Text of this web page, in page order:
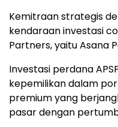
Kemitraan strategis
kendaraan investasi
Partners, yaitu Asana
Investasi perdana
kepemilikan dalam
premium yang
pasar dengan